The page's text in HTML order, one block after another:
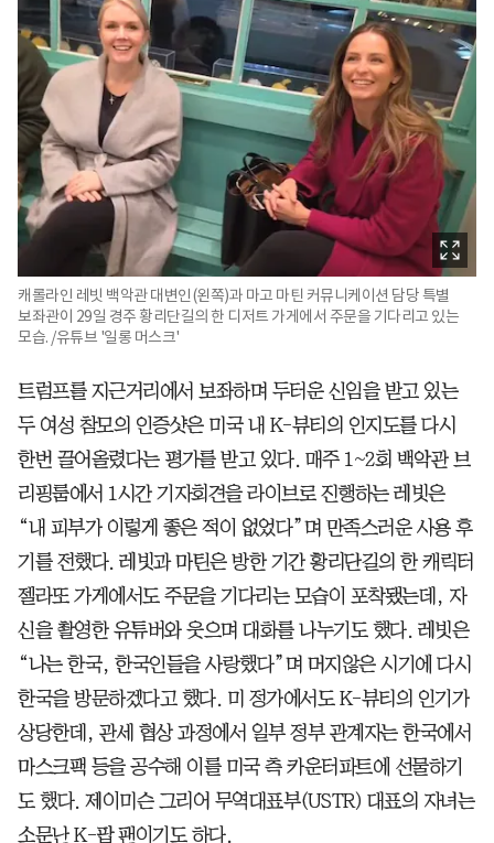
캐롤라인 레빗 백악관 대변인(왼쪽)과 마고 마틴 커뮤니케이션 담당 특별
보좌관이 29일 경주 황리단길의 한 디저트 가게에서 주문을 기다리고 있는
모습. /유튜브 '일롱 머스크'
트럼프를 지근거리에서 보좌하며 두터운 신임을 받고 있는
두 여성 참모의 인증샷은 미국 내 K-뷰티의 인지도를 다시
한번 끌어올렸다는 평가를 받고 있다. 매주 1~2회 백악관 브
리핑룸에서 1시간 기자회견을 라이브로 진행하는 레빗은
“내 피부가 이렇게 좋은 적이 없었다”며 만족스러운 사용 후
기를 전했다. 레빗과 마틴은 방한 기간 황리단길의 한 캐릭터
젤라또 가게에서도 주문을 기다리는 모습이 포착됐는데, 자
신을 촬영한 유튜버와 웃으며 대화를 나누기도 했다. 레빗은
“나는 한국, 한국인들을 사랑했다”며 머지않은 시기에 다시
한국을 방문하겠다고 했다. 미 정가에서도 K-뷰티의 인기가
상당한데, 관세 협상 과정에서 일부 정부 관계자는 한국에서
마스크팩 등을 공수해 이를 미국 측 카운터파트에 선물하기
도 했다. 제이미슨 그리어 무역대표부(USTR) 대표의 자녀는
소문난 K-팝 팬이기도 하다.